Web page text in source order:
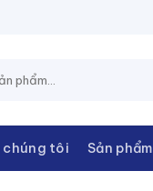
CHÂU
chúng tôi Sản phẩm